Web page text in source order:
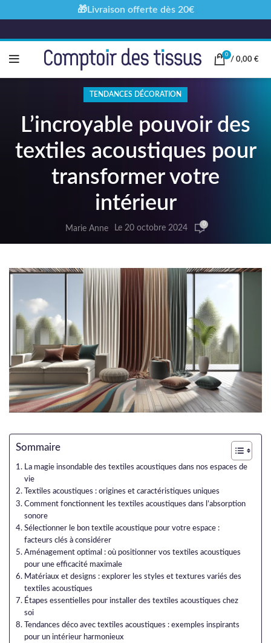
0
/ 0,00 €
TENDANCES DÉCORATION
L’incroyable pouvoir des
textiles acoustiques pour
transformer votre
intérieur
Marie Anne Le 20 octobre 2024 0
Sommaire
La magie insondable des textiles acoustiques dans nos espaces de
vie
Textiles acoustiques : origines et caractéristiques uniques
Comment fonctionnent les textiles acoustiques dans l’absorption
sonore
Sélectionner le bon textile acoustique pour votre espace :
facteurs clés à considérer
Aménagement optimal : où positionner vos textiles acoustiques
pour une efficacité maximale
Matériaux et designs : explorer les styles et textures variés des
textiles acoustiques
Étapes essentielles pour installer des textiles acoustiques chez
soi
Tendances déco avec textiles acoustiques : exemples inspirants
pour un intérieur harmonieux
🎁Livraison offerte dès 20€